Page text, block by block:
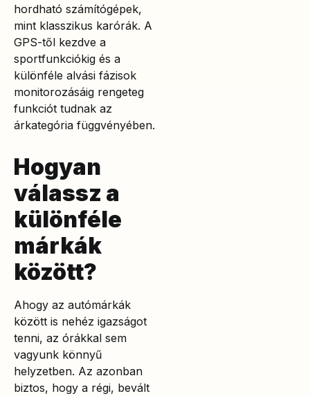
hordható számítógépek,
mint klasszikus karórák. A
GPS-től kezdve a
sportfunkciókig és a
különféle alvási fázisok
monitorozásáig rengeteg
funkciót tudnak az
árkategória függvényében.
Hogyan
válassz a
különféle
márkák
között?
Ahogy az autómárkák
között is nehéz igazságot
tenni, az órákkal sem
vagyunk könnyű
helyzetben. Az azonban
biztos, hogy a régi, bevált